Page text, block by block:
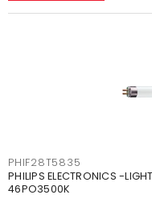
PHIF28T5835
PHILIPS ELECTRONICS -
46PO3500K